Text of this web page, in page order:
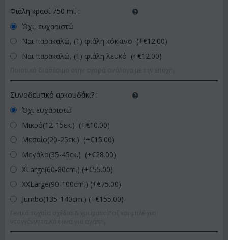
Φιάλη κρασί 750 ml. :
Όχι, ευχαριστώ
Ναι παρακαλώ, (1) φιάλη κόκκινο (+€12.00)
Ναι παρακαλώ, (1) φιάλη λευκό (+€12.00)
Συνοδευτικό αρκουδάκι? :
Όχι ευχαριστώ
Μικρό(12-15εκ.) (+€10.00)
Μεσαίο(20-25εκ.) (+€15.00)
Μεγάλο(35-45εκ.) (+€28.00)
XLarge(60-80cm.) (+€55.00)
XXLarge(90-100cm.) (+€75.00)
Jumbo(135-140cm.) (+€155.00)